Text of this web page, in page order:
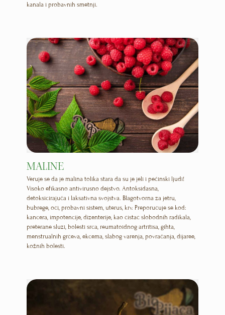
kanala i probavnih smetnji.
MALINE
Veruje se da je malina tolika stara da su je jeli i pećinski ljudi!
Visoko efikasno antivirusno dejstvo. Antoksidasna,
detoksicirajuća i laksativna svojstva. Blagotvorna za jetru,
bubrege, oči, probavni sistem, uterus, krv. Preporučuje se kod:
kancera, impotencije, dizenterije, kao čistač slobodnih radikala,
preterane sluzi, bolesti srca, reumatoidnog artritisa, gihta,
menstrualnih grčeva, ekcema, slabog varenja, povraćanja, dijaree,
kožnih bolesti.